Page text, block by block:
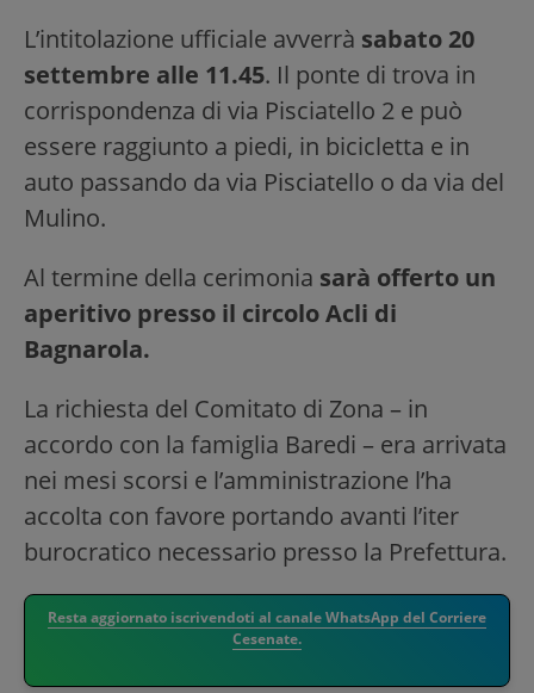
L’intitolazione ufficiale avverrà sabato 20
settembre alle 11.45. Il ponte di trova in
corrispondenza di via Pisciatello 2 e può
essere raggiunto a piedi, in bicicletta e in
auto passando da via Pisciatello o da via del
Mulino.
Al termine della cerimonia sarà offerto un
aperitivo presso il circolo Acli di
Bagnarola.
La richiesta del Comitato di Zona – in
accordo con la famiglia Baredi – era arrivata
nei mesi scorsi e l’amministrazione l’ha
accolta con favore portando avanti l’iter
burocratico necessario presso la Prefettura.
Resta aggiornato iscrivendoti al canale WhatsApp del Corriere
Cesenate.